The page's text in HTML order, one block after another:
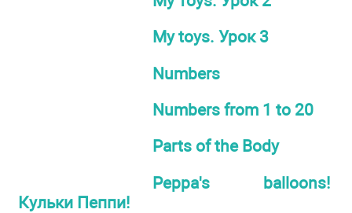
My toys. Урок 3
Numbers
Numbers from 1 to 20
Parts of the Body
Peppa's balloons!
Кульки Пеппи!